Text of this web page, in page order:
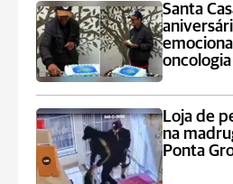
Santa
Loja de
na
Ponta